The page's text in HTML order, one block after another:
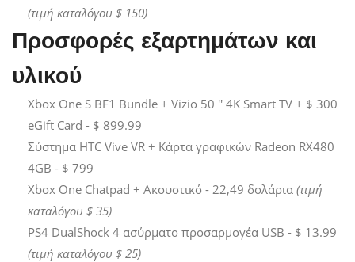
(τιμή καταλόγου $ 150)
Προσφορές εξαρτημάτων και
υλικού
Xbox One S BF1 Bundle + Vizio 50 '' 4K Smart TV + $ 300
eGift Card - $ 899.99
Σύστημα HTC Vive VR + Κάρτα γραφικών Radeon RX480
4GB - $ 799
Xbox One Chatpad + Ακουστικό - 22,49 δολάρια (τιμή
καταλόγου $ 35)
PS4 DualShock 4 ασύρματο προσαρμογέα USB - $ 13.99
(τιμή καταλόγου $ 25)